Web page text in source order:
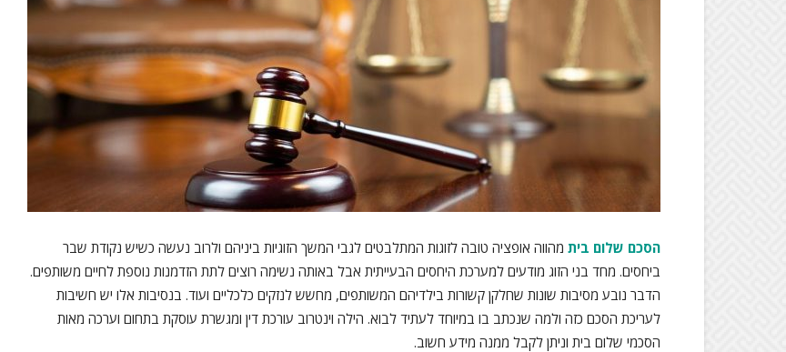
הסכם שלום בית מהווה אופציה טובה לזוגות המתלבטים לגבי המשך הזוגיות ביניהם ולרוב נעשה כשיש נקודת שבר
ביחסים. מחד בני הזוג מודעים למערכת היחסים הבעייתית אבל באותה נשימה רוצים לתת הזדמנות נוספת לחיים משותפים.
הדבר נובע מסיבות שונות שחלקן קשורות בילדיהם המשותפים, מחשש לנזקים כלכליים ועוד. בנסיבות אלו יש חשיבות
לעריכת הסכם כזה ולמה שנכתב בו במיוחד לעתיד לבוא. הילה וינטרוב עורכת דין ומגשרת עוסקת בתחום וערכה מאות
הסכמי שלום בית וניתן לקבל ממנה מידע חשוב.